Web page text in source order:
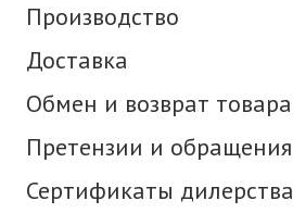
Производство
Доставка
Обмен и возврат товара
Претензии и обращения
Сертификаты дилерства